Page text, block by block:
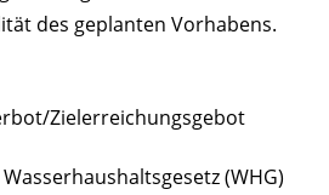
des geplanten Vorhabens.
Zielerreichungsgebot
(WHG)